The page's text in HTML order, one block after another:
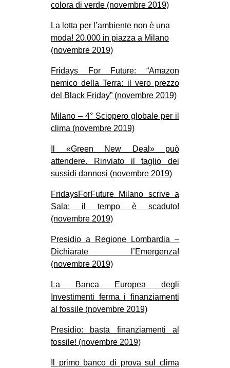
ms
colora di verde (novembre 2019)
La lotta per l’ambiente non è una
moda! 20.000 in piazza a Milano
(novembre 2019)
Fridays For Future: “Amazon
nemico della Terra: il vero prezzo
del Black Friday” (novembre 2019)
Milano – 4° Sciopero globale per il
clima (novembre 2019)
Il «Green New Deal» può
attendere. Rinviato il taglio dei
sussidi dannosi (novembre 2019)
FridaysForFuture Milano scrive a
Sala: il tempo è scaduto!
(novembre 2019)
Presidio a Regione Lombardia –
Dichiarate l’Emergenza!
(novembre 2019)
La Banca Europea degli
Investimenti ferma i finanziamenti
al fossile (novembre 2019)
Presidio: basta finanziamenti al
fossile! (novembre 2019)
Il primo banco di prova sul clima